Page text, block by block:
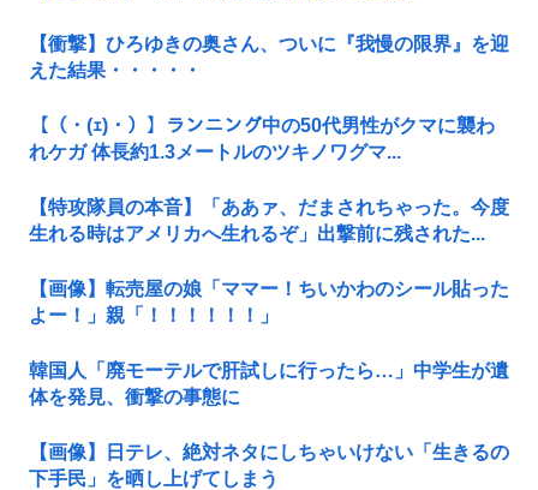
【衝撃】ひろゆきの奥さん、ついに『我慢の限界』を迎
えた結果・・・・・
【（・(ｪ)・）】ランニング中の50代男性がクマに襲わ
れケガ 体長約1.3メートルのツキノワグマ...
【特攻隊員の本音】「ああァ、だまされちゃった。今度
生れる時はアメリカへ生れるぞ」出撃前に残された...
【画像】転売屋の娘「ママー！ちいかわのシール貼った
よー！」親「！！！！！！」
韓国人「廃モーテルで肝試しに行ったら…」中学生が遺
体を発見、衝撃の事態に
【画像】日テレ、絶対ネタにしちゃいけない「生きるの
下手民」を晒し上げてしまう